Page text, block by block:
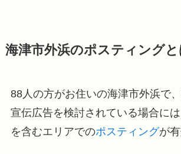
海津市外浜のポスティングと
88人の方がお住いの海津市外浜で
宣伝広告を検討されている場合に
を含むエリアでのポスティングが有